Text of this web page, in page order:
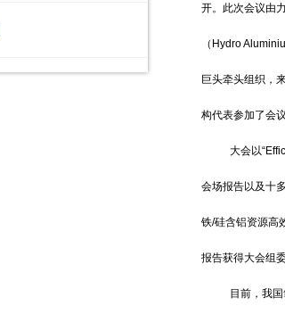
开。此次会议由
（Hydro
巨头牵头组织，
构代表参加了会议
大会以
会场报告以及十
铁/硅含铝资源高
报告获得大会组
目前，我